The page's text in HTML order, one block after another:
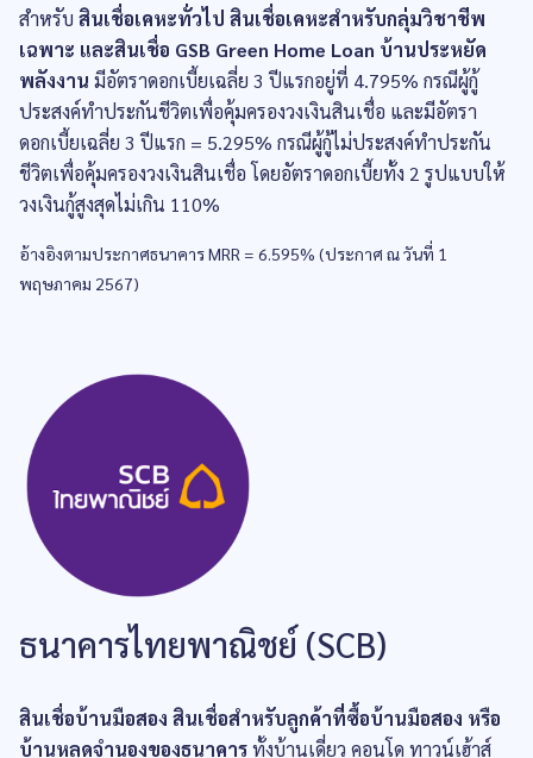
สำหรับ สินเชื่อเคหะทั่วไป สินเชื่อเคหะสำหรับกลุ่มวิชาชีพ
เฉพาะ และสินเชื่อ GSB Green Home Loan บ้านประหยัด
พลังงาน มีอัตราดอกเบี้ยเฉลี่ย 3 ปีแรกอยู่ที่ 4.795% กรณีผู้กู้
ประสงค์ทำประกันชีวิตเพื่อคุ้มครองวงเงินสินเชื่อ และมีอัตรา
ดอกเบี้ยเฉลี่ย 3 ปีแรก = 5.295% กรณีผู้กู้ไม่ประสงค์ทำประกัน
ชีวิตเพื่อคุ้มครองวงเงินสินเชื่อ โดยอัตราดอกเบี้ยทั้ง 2 รูปแบบให้
วงเงินกู้สูงสุดไม่เกิน 110%
อ้างอิงตามประกาศธนาคาร MRR = 6.595% (ประกาศ ณ วันที่ 1
พฤษภาคม 2567)
ธนาคารไทยพาณิชย์ (SCB)
สินเชื่อบ้านมือสอง สินเชื่อสำหรับลูกค้าที่ซื้อบ้านมือสอง หรือ
บ้านหลุดจำนองของธนาคารทั้งบ้านเดี่ยว คอนโด ทาวน์เฮ้าส์